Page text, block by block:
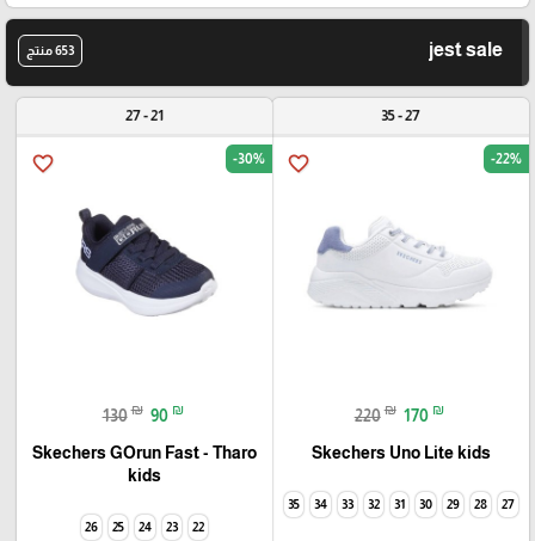
jest sale 653 منتج
27 - 35
favorite_border -22%
220 ₪ 170 ₪
Skechers Uno Lite kids
27
28
29
30
31
32
33
34
35
21 - 27
favorite_border -30%
130 ₪ 90 ₪
Skechers GOrun Fast - Tharo
kids
22
23
24
25
26